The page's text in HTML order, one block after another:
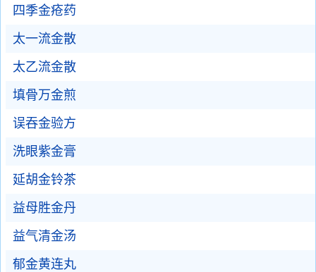
四季金疮药
太一流金散
太乙流金散
填骨万金煎
误吞金验方
洗眼紫金膏
延胡金铃茶
益母胜金丹
益气清金汤
郁金黄连丸